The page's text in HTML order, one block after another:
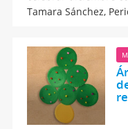
Propuestas
profesores y
(o en casa).
Tamara Sánchez,